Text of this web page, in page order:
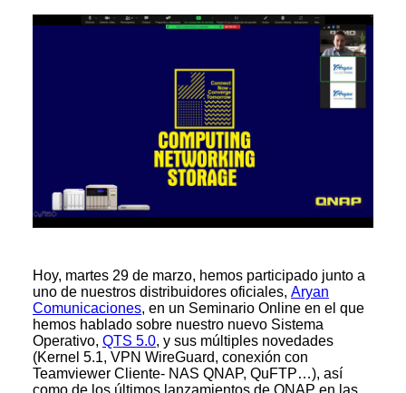
Hoy, martes 29 de marzo, hemos participado junto a
uno de nuestros distribuidores oficiales, Aryan
Comunicaciones, en un Seminario Online en el que
hemos hablado sobre nuestro nuevo Sistema
Operativo, QTS 5.0, y sus múltiples novedades
(Kernel 5.1, VPN WireGuard, conexión con
Teamviewer Cliente- NAS QNAP, QuFTP…), así
como de los últimos lanzamientos de QNAP en las